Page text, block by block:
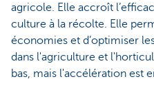
agricole. Elle accroît
culture à la récolte. Elle
économies et d’optimiser
dans l'agriculture et
bas, mais l'accélération est